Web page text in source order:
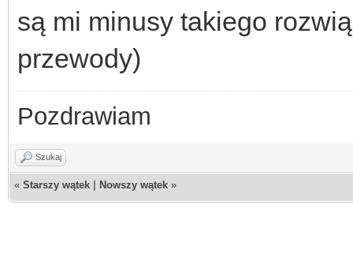
są mi minusy takiego
przewody)
Pozdrawiam
Szukaj
« Starszy wątek Nowszy wątek »